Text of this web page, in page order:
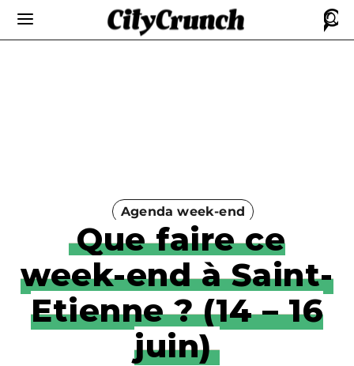
Agenda week-end
Que faire ce
week-end à Saint-
Etienne ? (14 – 16
juin)